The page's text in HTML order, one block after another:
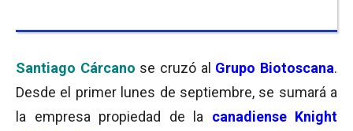
Santiago Cárcano se cruzó al Grupo Biotoscana.
Desde el primer lunes de septiembre, se sumará a
la empresa propiedad de la canadiense Knight